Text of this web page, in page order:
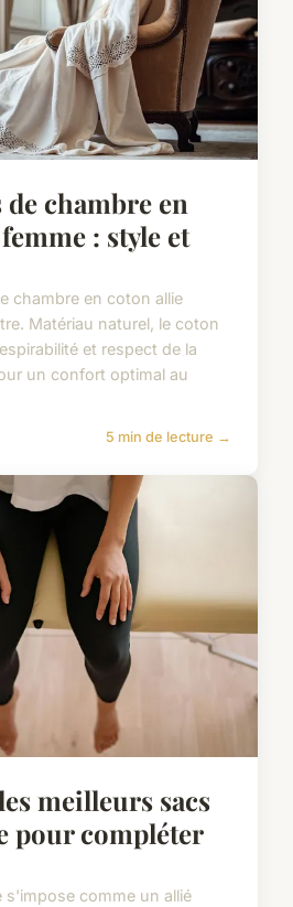
de chambre en
: style et
chambre en coton allie
Matériau naturel, le coton
et respect de la
un confort optimal au
5 min de lecture →
meilleurs sacs
pour compléter
s'impose comme un allié